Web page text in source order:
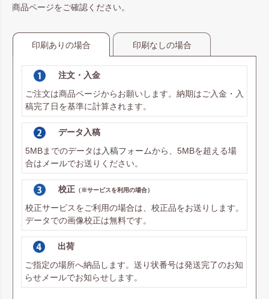
商品ページをご確認ください。
印刷ありの場合 印刷なしの場合
注文・入金
ご注文は商品ページからお願いします。納期はご入金・入
稿完了日を基準に計算されます。
データ入稿
5MBまでのデータは 入稿フォームから、5MBを超える場
合は メールでお送りください。
校正 （※サービスを利用の場合）
校正サービスをご利用の場合は、校正品をお送りします。
データでの画像校正は無料です。
出荷
ご指定の場所へ納品します。送り状番号は発送完了のお知
らせメールでお知らせします。